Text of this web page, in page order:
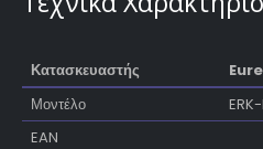
Κατασκευαστής
Μοντέλο
EAN